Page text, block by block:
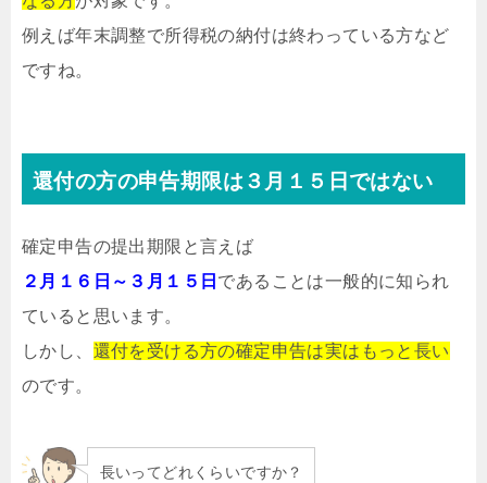
例えば年末調整で所得税の納付は終わっている方など
ですね。
還付の方の申告期限は３月１５日ではない
確定申告の提出期限と言えば
２月１６日～３月１５日 であることは一般的に知られ
ていると思います。
しかし、 還付を受ける方の確定申告は実はもっと長い
のです。
長いってどれくらいですか？